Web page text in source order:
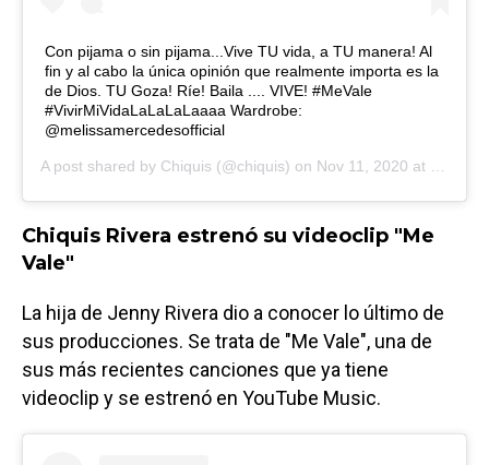
Con pijama o sin pijama...Vive TU vida, a TU manera! Al
fin y al cabo la única opinión que realmente importa es la
de Dios. TU Goza! Ríe! Baila .... VIVE! #MeVale
#VivirMiVidaLaLaLaLaaaa Wardrobe:
@melissamercedesofficial
A post shared by Chiquis (@chiquis) on Nov 11, 2020 at 9:02am PST
Chiquis Rivera estrenó su videoclip "Me
Vale"
La hija de Jenny Rivera dio a conocer lo último de
sus producciones. Se trata de "Me Vale", una de
sus más recientes canciones que ya tiene
videoclip y se estrenó en YouTube Music.